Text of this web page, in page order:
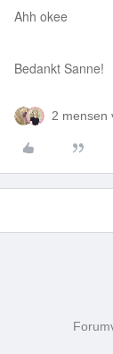
Ahh okee
Bedankt Sanne!
2 mensen